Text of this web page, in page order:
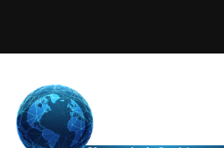
(presiona
tecla